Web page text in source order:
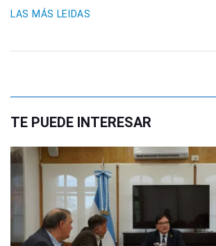
LAS MÁS LEIDAS
TE PUEDE INTERESAR